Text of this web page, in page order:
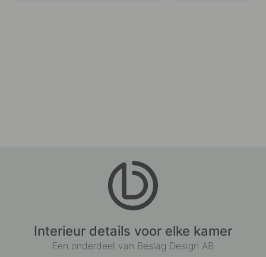
Interieur details voor elke kamer
Een onderdeel van Beslag Design AB